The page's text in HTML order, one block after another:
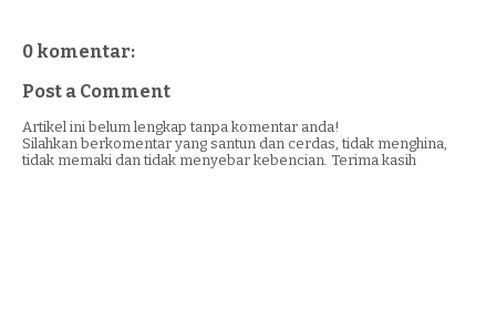
0 komentar:
Post a Comment
Artikel ini belum lengkap tanpa komentar anda!
Silahkan berkomentar yang santun dan cerdas, tidak menghina,
tidak memaki dan tidak menyebar kebencian. Terima kasih